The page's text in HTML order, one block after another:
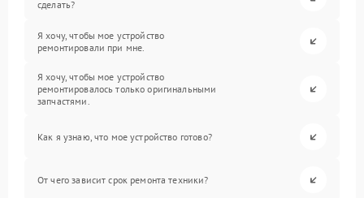
сделать?
Я хочу, чтобы мое устройство
ремонтировали при мне.
Я хочу, чтобы мое устройство
ремонтировалось только оригинальными
запчастями.
Как я узнаю, что мое устройство готово?
От чего зависит срок ремонта техники?